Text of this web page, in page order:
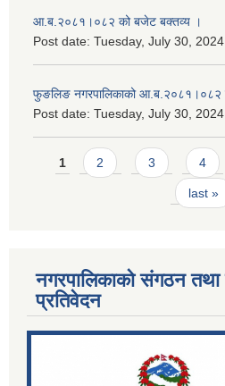
आ.ब.२०८१।०८२ को बजेट बक्तव्य ।
Post date: Tuesday, July 30,
फुङलिङ नगरपालिकाको आ.ब.२०८१।०८२
Post date: Tuesday, July 30,
Pages
1 2 3 4
last »
नगरपालिकाको संगठन
प्रतिवेदन